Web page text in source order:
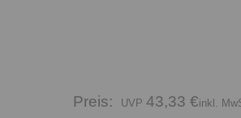
Preis: 43,33 €inkl.